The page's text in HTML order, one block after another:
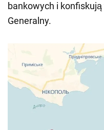
bankowych i
Generalny.